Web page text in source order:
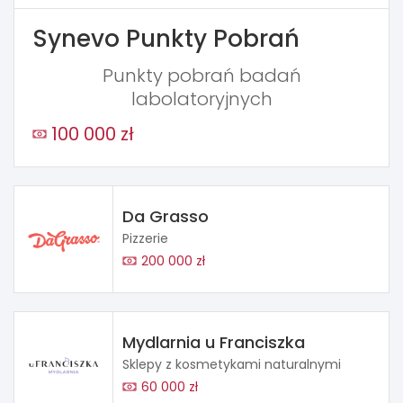
Synevo Punkty Pobrań
Punkty pobrań badań
labolatoryjnych
100 000 zł
Da Grasso
Pizzerie
200 000 zł
Mydlarnia u Franciszka
Sklepy z kosmetykami naturalnymi
60 000 zł